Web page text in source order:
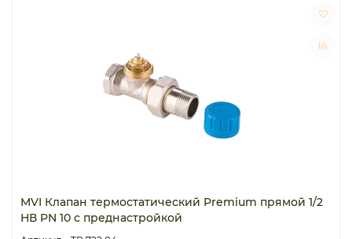
MVI Клапан термостатический Premium прямой 1/2
НВ PN 10 с преднастройкой